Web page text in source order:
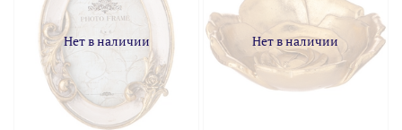
Нет в наличии Нет в наличии